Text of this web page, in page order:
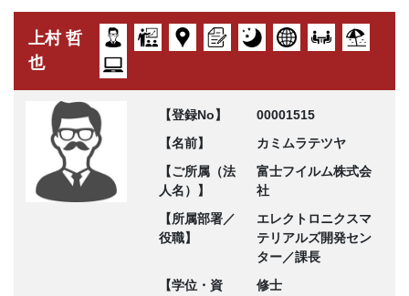
上村 哲
也
【登録No】
00001515
【名前】
カミムラテツヤ
【ご所属（法
人名）】
富士フイルム株式会
社
【所属部署／
役職】
エレクトロニクスマ
テリアルズ開発セン
ター／課長
【学位・資
修士